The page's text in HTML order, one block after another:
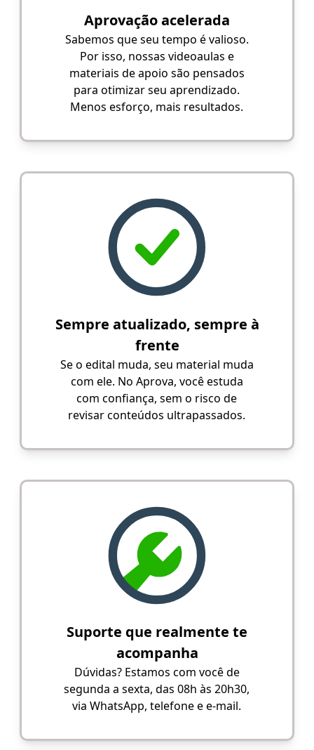
Aprovação acelerada
Sabemos que seu tempo é valioso.
Por isso, nossas videoaulas e
materiais de apoio são pensados
para otimizar seu aprendizado.
Menos esforço, mais resultados.
Sempre atualizado, sempre à
frente
Se o edital muda, seu material muda
com ele. No Aprova, você estuda
com confiança, sem o risco de
revisar conteúdos ultrapassados.
Suporte que realmente te
acompanha
Dúvidas? Estamos com você de
segunda a sexta, das 08h às 20h30,
via WhatsApp, telefone e e-mail.